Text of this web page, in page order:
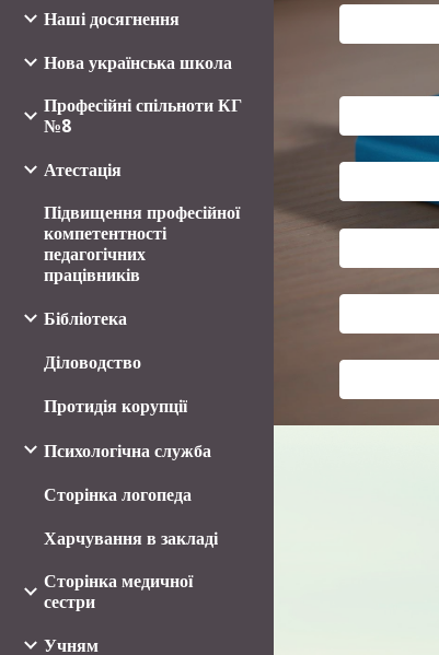
Наші досягнення
Нова українська школа
Професійні спільноти КГ
№8
Атестація
Підвищення професійної
компетентності
педагогічних
працівників
Бібліотека
Діловодство
Протидія корупції
Психологічна служба
Сторінка логопеда
Харчування в закладі
Сторінка медичної
сестри
Учням